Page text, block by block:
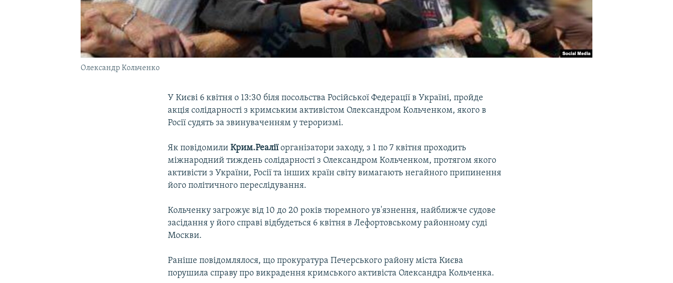
Олександр Кольченко
У Києві 6 квітня о 13:30 біля посольства Російської Федерації в Україні, пройде
акція солідарності з кримським активістом Олександром Кольченком, якого в
Росії судять за звинуваченням у тероризмі.
Як повідомилиКрим.Реаліїорганізатори заходу, з 1 по 7 квітня проходить
міжнародний тиждень солідарності з Олександром Кольченком, протягом якого
активісти з України, Росії та інших країн світу вимагають негайного припинення
його політичного переслідування.
Кольченку загрожує від 10 до 20 років тюремного ув'язнення, найближче судове
засідання у його справі відбудеться 6 квітня в Лефортовському районному суді
Москви.
Раніше повідомлялося, що прокуратура Печерського району міста Києва
порушила справу про викрадення кримського активіста Олександра Кольченка.